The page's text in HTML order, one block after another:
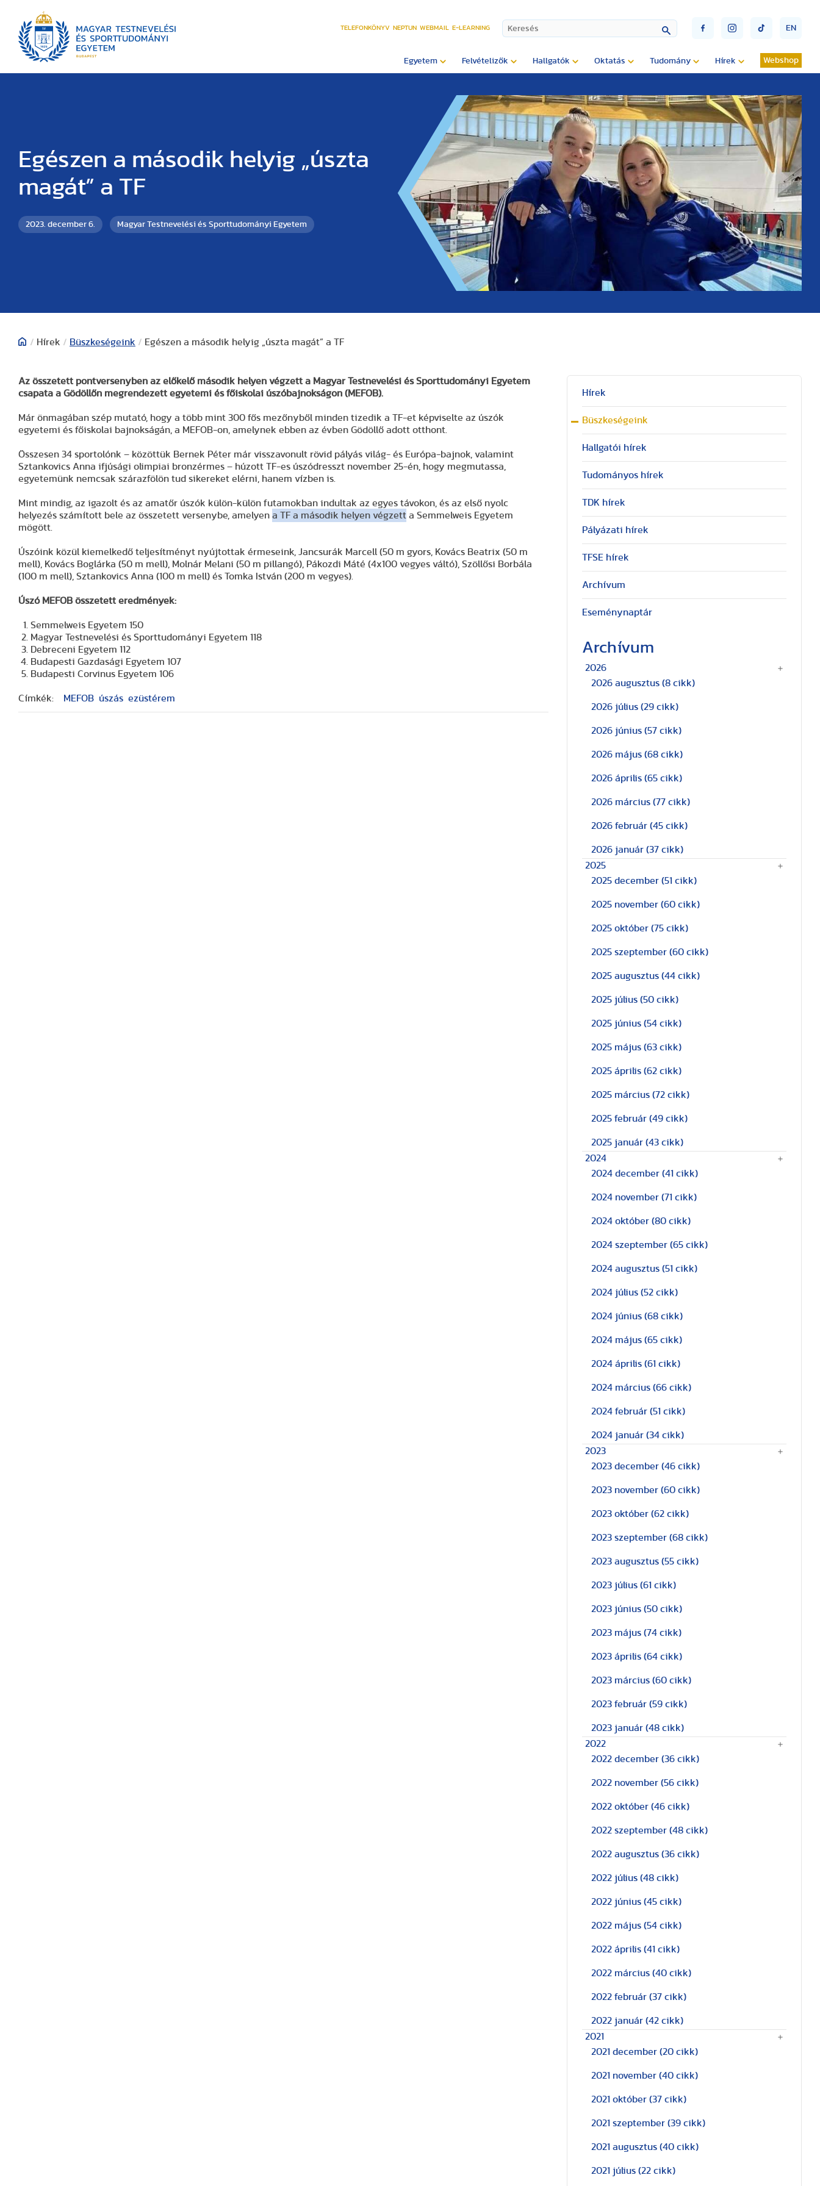
TELEFONKÖNYV NEPTUN WEBMAIL E-LEARNING EN
Egyetem Felvételizők Hallgatók Oktatás Tudomány Hírek Webshop
Egészen a második helyig „úszta
magát” a TF
2023. december 6. Magyar Testnevelési és Sporttudományi Egyetem
/ Hírek / Büszkeségeink / Egészen a második helyig „úszta magát” a TF
Az összetett pontversenyben az előkelő második helyen végzett a Magyar Testnevelési és Sporttudományi Egyetem
csapata a Gödöllőn megrendezett egyetemi és főiskolai úszóbajnokságon (MEFOB).
Már önmagában szép mutató, hogy a több mint 300 fős mezőnyből minden tizedik a TF-et képviselte az úszók
egyetemi és főiskolai bajnokságán, a MEFOB-on, amelynek ebben az évben Gödöllő adott otthont.
Összesen 34 sportolónk – közöttük Bernek Péter már visszavonult rövid pályás világ- és Európa-bajnok, valamint
Sztankovics Anna ifjúsági olimpiai bronzérmes – húzott TF-es úszódresszt november 25-én, hogy megmutassa,
egyetemünk nemcsak szárazfölön tud sikereket elérni, hanem vízben is.
Mint mindig, az igazolt és az amatőr úszók külön-külön futamokban indultak az egyes távokon, és az első nyolc
helyezés számított bele az összetett versenybe, amelyen a TF a második helyen végzett a Semmelweis Egyetem
mögött.
Úszóink közül kiemelkedő teljesítményt nyújtottak érmeseink, Jancsurák Marcell (50 m gyors, Kovács Beatrix (50 m
mell), Kovács Boglárka (50 m mell), Molnár Melani (50 m pillangó), Pákozdi Máté (4x100 vegyes váltó), Szöllősi Borbála
(100 m mell), Sztankovics Anna (100 m mell) és Tomka István (200 m vegyes).
Úszó MEFOB összetett eredmények:
Semmelweis Egyetem 150
Magyar Testnevelési és Sporttudományi Egyetem 118
Debreceni Egyetem 112
Budapesti Gazdasági Egyetem 107
Budapesti Corvinus Egyetem 106
Címkék: MEFOB úszás ezüstérem
Hírek
Büszkeségeink
Hallgatói hírek
Tudományos hírek
TDK hírek
Pályázati hírek
TFSE hírek
Archívum
Eseménynaptár
Archívum
2026
2026 augusztus (8 cikk)
2026 július (29 cikk)
2026 június (57 cikk)
2026 május (68 cikk)
2026 április (65 cikk)
2026 március (77 cikk)
2026 február (45 cikk)
2026 január (37 cikk)
2025
2025 december (51 cikk)
2025 november (60 cikk)
2025 október (75 cikk)
2025 szeptember (60 cikk)
2025 augusztus (44 cikk)
2025 július (50 cikk)
2025 június (54 cikk)
2025 május (63 cikk)
2025 április (62 cikk)
2025 március (72 cikk)
2025 február (49 cikk)
2025 január (43 cikk)
2024
2024 december (41 cikk)
2024 november (71 cikk)
2024 október (80 cikk)
2024 szeptember (65 cikk)
2024 augusztus (51 cikk)
2024 július (52 cikk)
2024 június (68 cikk)
2024 május (65 cikk)
2024 április (61 cikk)
2024 március (66 cikk)
2024 február (51 cikk)
2024 január (34 cikk)
2023
2023 december (46 cikk)
2023 november (60 cikk)
2023 október (62 cikk)
2023 szeptember (68 cikk)
2023 augusztus (55 cikk)
2023 július (61 cikk)
2023 június (50 cikk)
2023 május (74 cikk)
2023 április (64 cikk)
2023 március (60 cikk)
2023 február (59 cikk)
2023 január (48 cikk)
2022
2022 december (36 cikk)
2022 november (56 cikk)
2022 október (46 cikk)
2022 szeptember (48 cikk)
2022 augusztus (36 cikk)
2022 július (48 cikk)
2022 június (45 cikk)
2022 május (54 cikk)
2022 április (41 cikk)
2022 március (40 cikk)
2022 február (37 cikk)
2022 január (42 cikk)
2021
2021 december (20 cikk)
2021 november (40 cikk)
2021 október (37 cikk)
2021 szeptember (39 cikk)
2021 augusztus (40 cikk)
2021 július (22 cikk)